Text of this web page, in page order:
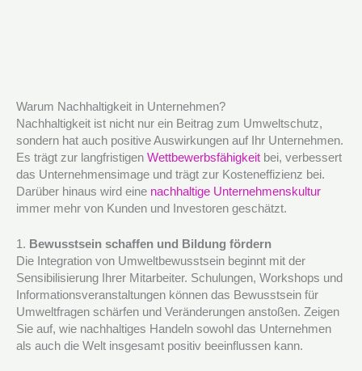
Warum Nachhaltigkeit in Unternehmen?
Nachhaltigkeit ist nicht nur ein Beitrag zum Umweltschutz,
sondern hat auch positive Auswirkungen auf Ihr Unternehmen.
Es trägt zur langfristigen Wettbewerbsfähigkeit bei, verbessert
das Unternehmensimage und trägt zur Kosteneffizienz bei.
Darüber hinaus wird eine nachhaltige Unternehmenskultur
immer mehr von Kunden und Investoren geschätzt.
1. Bewusstsein schaffen und Bildung fördern
Die Integration von Umweltbewusstsein beginnt mit der
Sensibilisierung Ihrer Mitarbeiter. Schulungen, Workshops und
Informationsveranstaltungen können das Bewusstsein für
Umweltfragen schärfen und Veränderungen anstoßen. Zeigen
Sie auf, wie nachhaltiges Handeln sowohl das Unternehmen
als auch die Welt insgesamt positiv beeinflussen kann.